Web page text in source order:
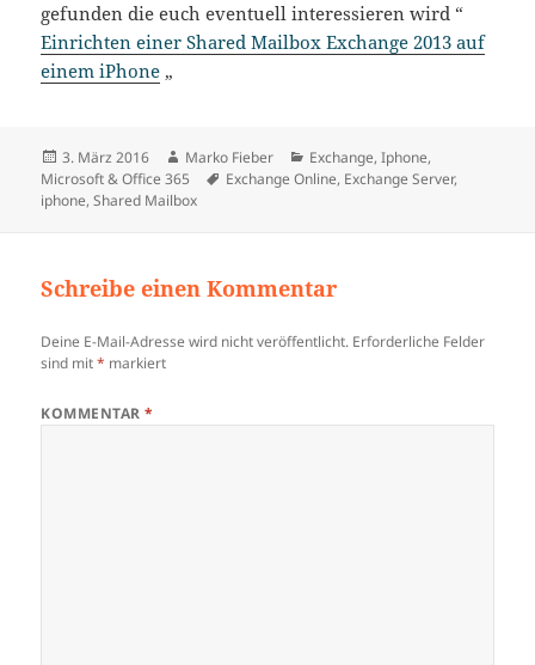
gefunden die euch eventuell interessieren wird “
Einrichten einer Shared Mailbox Exchange 2013 auf
einem iPhone „
Veröffentlicht
am
3. März 2016 Autor
Marko Fieber Kategorien
Exchange,Iphone,
Microsoft & Office 365
Schlagwörter
Exchange Online, Exchange Server,
iphone,Shared Mailbox
Schreibe einen Kommentar
Deine E-Mail-Adresse wird nicht veröffentlicht. Erforderliche Felder
sind mit* markiert
KOMMENTAR*